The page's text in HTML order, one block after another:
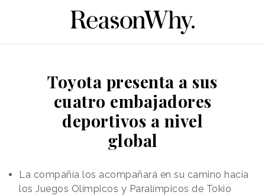
Toyota presenta a sus
cuatro embajadores
deportivos a nivel
global
La compañía los acompañará en su camino hacia
los Juegos Olímpicos y Paralímpicos de Tokio